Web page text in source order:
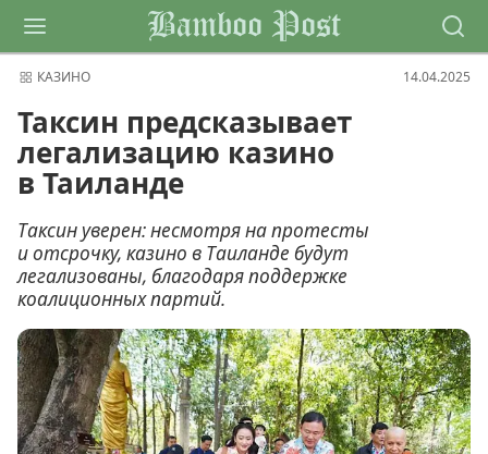
Bamboo Post
КАЗИНО 14.04.2025
Таксин предсказывает
легализацию казино
в Таиланде
Таксин уверен: несмотря на протесты
и отсрочку, казино в Таиланде будут
легализованы, благодаря поддержке
коалиционных партий.